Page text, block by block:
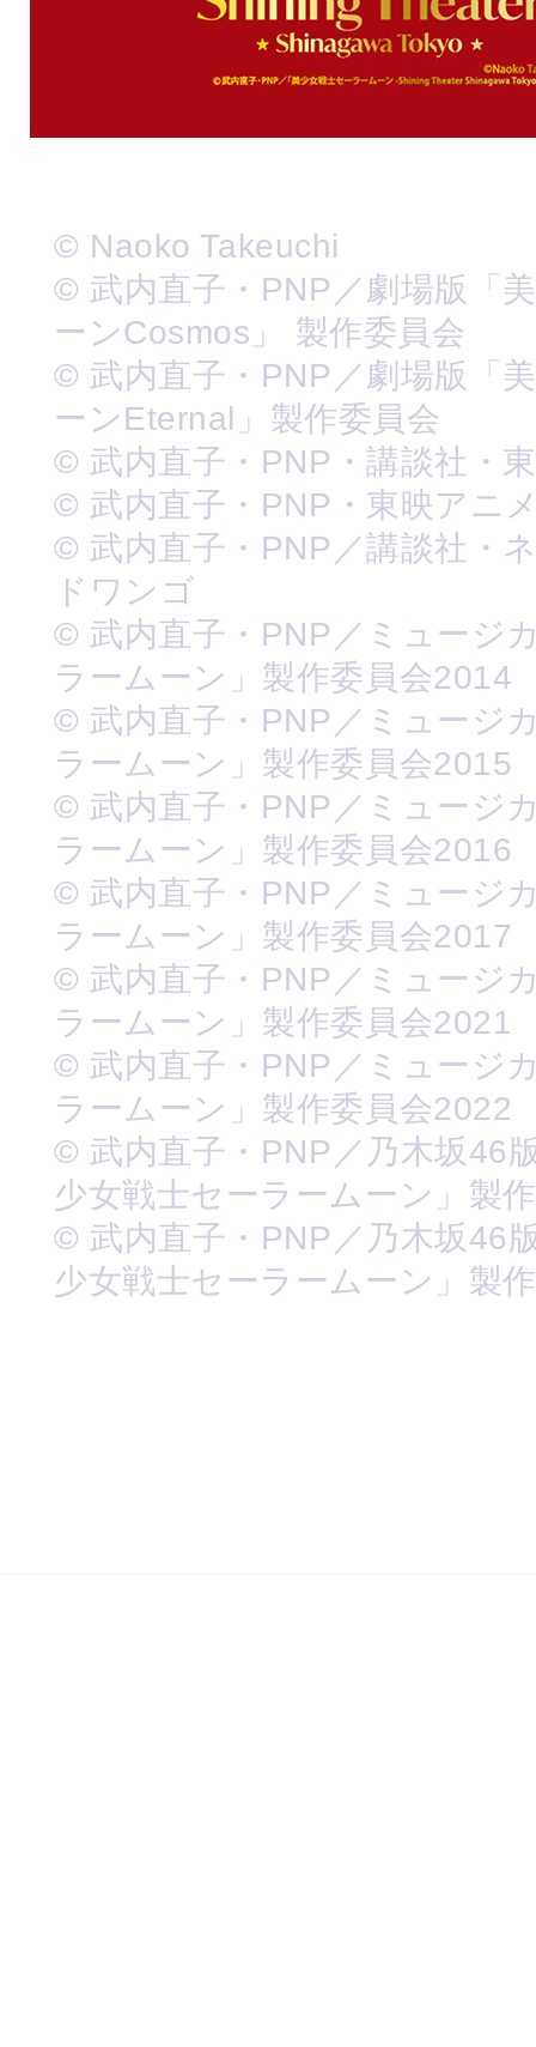
© Naoko Takeuchi
© 武内直子・PNP／劇場版「
ーンCosmos」 製作委員会
© 武内直子・PNP／劇場版「
ーンEternal」製作委員会
© 武内直子・PNP・講談社・
© 武内直子・PNP・東映アニ
© 武内直子・PNP／講談社・
ドワンゴ
© 武内直子・PNP／ミュージ
ラームーン」製作委員会2014
© 武内直子・PNP／ミュージ
ラームーン」製作委員会2015
© 武内直子・PNP／ミュージ
ラームーン」製作委員会2016
© 武内直子・PNP／ミュージ
ラームーン」製作委員会2017
© 武内直子・PNP／ミュージ
ラームーン」製作委員会2021
© 武内直子・PNP／ミュージ
ラームーン」製作委員会2022
© 武内直子・PNP／乃木坂46
少女戦士セーラームーン」製
© 武内直子・PNP／乃木坂46
少女戦士セーラームーン」製